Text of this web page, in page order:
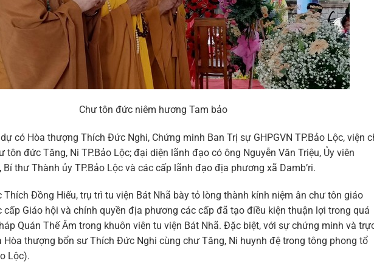
Chư tôn đức niêm hương Tam bảo
có Hòa thượng Thích Đức Nghi, Chứng minh Ban Trị sự GHPGVN TP.Bảo Lộc, viện
tôn đức Tăng, Ni TP.Bảo Lộc; đại diện lãnh đạo có ông Nguyễn Văn Triệu, Ủy viên
thư Thành ủy TP.Bảo Lộc và các cấp lãnh đạo địa phương xã Damb’ri.
Đồng Hiếu, trụ trì tu viện Bát Nhã bày tỏ lòng thành kính niệm ân chư tôn giáo
cấp Giáo hội và chính quyền địa phương các cấp đã tạo điều kiện thuận lợi trong quá
Quán Thế Âm trong khuôn viên tu viện Bát Nhã. Đặc biệt, với sự chứng minh và
Hòa thượng bổn sư Thích Đức Nghi cùng chư Tăng, Ni huynh đệ trong tông phong tổ
Lộc).